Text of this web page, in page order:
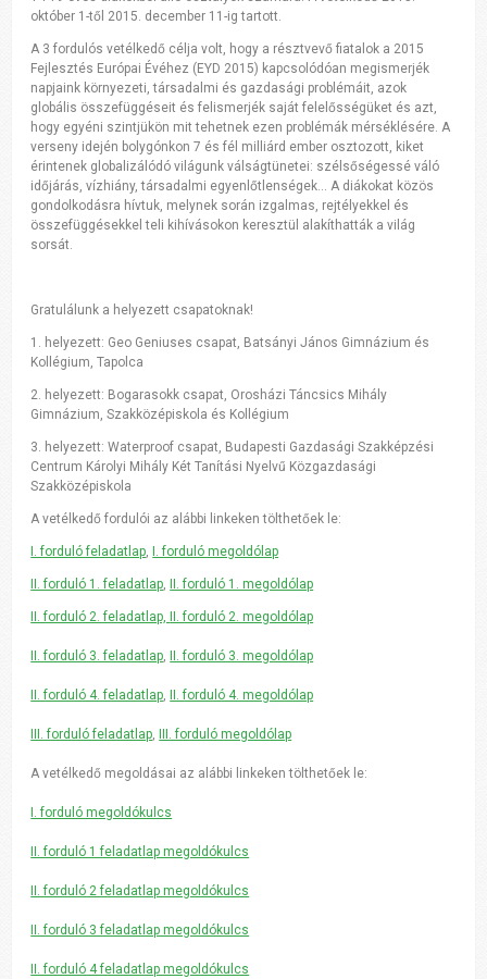
október 1-től 2015. december 11-ig tartott.
A 3 fordulós vetélkedő célja volt, hogy a résztvevő fiatalok a 2015
Fejlesztés Európai Évéhez (EYD 2015) kapcsolódóan megismerjék
napjaink környezeti, társadalmi és gazdasági problémáit, azok
globális összefüggéseit és felismerjék saját felelősségüket és azt,
hogy egyéni szintjükön mit tehetnek ezen problémák mérséklésére. A
verseny idején bolygónkon 7 és fél milliárd ember osztozott, kiket
érintenek globalizálódó világunk válságtünetei: szélsőségessé váló
időjárás, vízhiány, társadalmi egyenlőtlenségek... A diákokat közös
gondolkodásra hívtuk, melynek során izgalmas, rejtélyekkel és
összefüggésekkel teli kihívásokon keresztül alakíthatták a világ
sorsát.
Gratulálunk a helyezett csapatoknak!
1. helyezett: Geo Geniuses csapat, Batsányi János Gimnázium és
Kollégium, Tapolca
2. helyezett: Bogarasokk csapat, Orosházi Táncsics Mihály
Gimnázium, Szakközépiskola és Kollégium
3. helyezett: Waterproof csapat, Budapesti Gazdasági Szakképzési
Centrum Károlyi Mihály Két Tanítási Nyelvű Közgazdasági
Szakközépiskola
A vetélkedő fordulói az alábbi linkeken tölthetőek le:
I. forduló feladatlap, I. forduló megoldólap
II. forduló 1. feladatlap, II. forduló 1. megoldólap
II. forduló 2. feladatlap, II. forduló 2. megoldólap
II. forduló 3. feladatlap, II. forduló 3. megoldólap
II. forduló 4. feladatlap, II. forduló 4. megoldólap
III. forduló feladatlap, III. forduló megoldólap
A vetélkedő megoldásai az alábbi linkeken tölthetőek le:
I. forduló megoldókulcs
II. forduló 1 feladatlap megoldókulcs
II. forduló 2 feladatlap megoldókulcs
II. forduló 3 feladatlap megoldókulcs
II. forduló 4 feladatlap megoldókulcs